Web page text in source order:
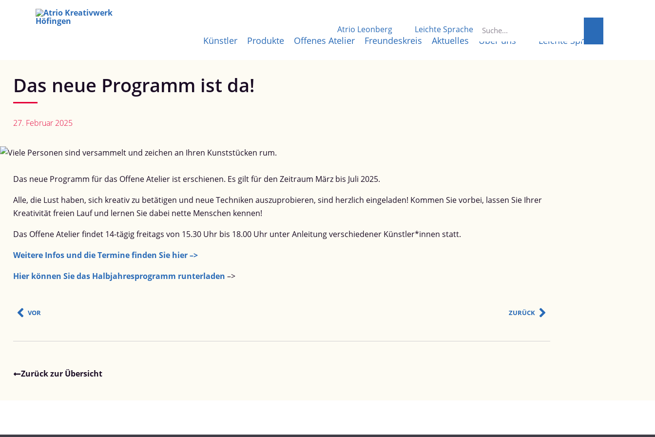
Atrio Leonberg Leichte Sprache
Künstler Produkte Offenes Atelier Freundeskreis Aktuelles Über uns Leichte Sprache
Das neue Programm ist da!
27. Februar 2025
Das neue Programm für das Offene Atelier ist erschienen. Es gilt für den Zeitraum März bis Juli 2025.
Alle, die Lust haben, sich kreativ zu betätigen und neue Techniken auszuprobieren, sind herzlich eingeladen! Kommen Sie vorbei, lassen Sie Ihrer
Kreativität freien Lauf und lernen Sie dabei nette Menschen kennen!
Das Offene Atelier findet 14-tägig freitags von 15.30 Uhr bis 18.00 Uhr unter Anleitung verschiedener Künstler*innen statt.
Weitere Infos und die Termine finden Sie hier –>
Hier können Sie das Halbjahresprogramm runterladen –>
VOR ZURÜCK
Zurück zur Übersicht